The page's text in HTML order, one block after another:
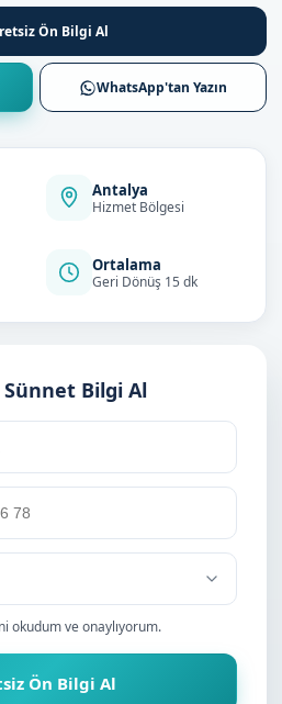
Ön Bilgi Al
WhatsApp'tan Yazın
Antalya
Hizmet Bölgesi
Ortalama
Geri Dönüş 15 dk
Bilgi Al
okudum ve onaylıyorum.
Ön Bilgi Al